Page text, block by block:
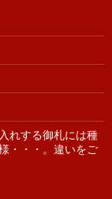
れする御札には種
・・・。違いをご